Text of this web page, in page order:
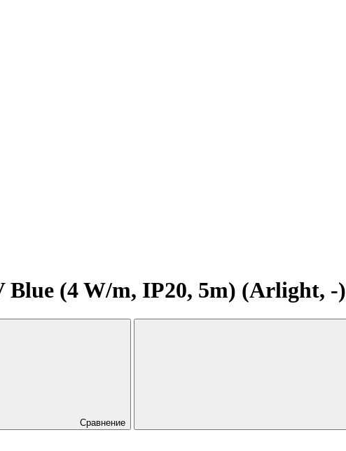
Blue (4 W/m, IP20, 5m) (Arlight, -)
Сравнение